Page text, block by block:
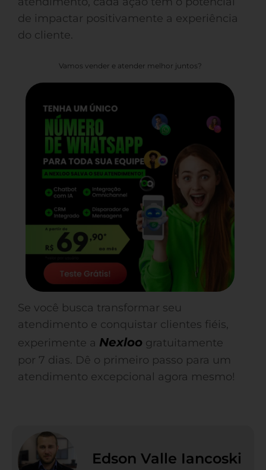
de impactar positivamente a experiência
do cliente.
Vamos vender e atender melhor juntos?
Se você busca transformar seu
atendimento e conquistar clientes fiéis,
experimente a Nexloo gratuitamente
por 7 dias. Dê o primeiro passo para um
atendimento excepcional agora mesmo!
Edson Valle Iancoski